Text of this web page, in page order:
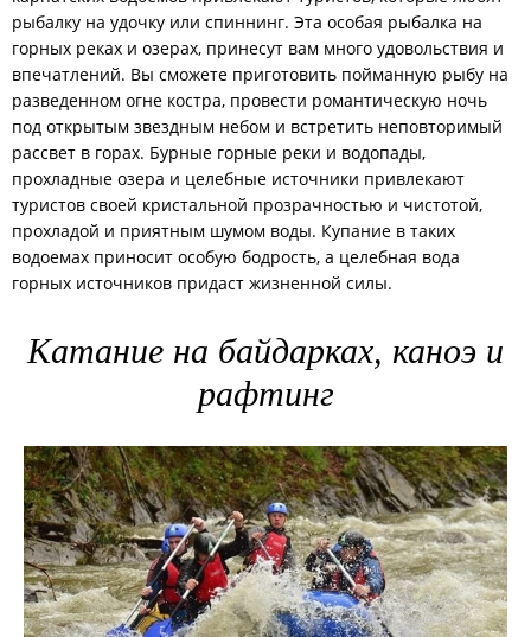
рыбалку на удочку или спиннинг. Эта особая рыбалка на
горных реках и озерах, принесут вам много удовольствия и
впечатлений. Вы сможете приготовить пойманную рыбу на
разведенном огне костра, провести романтическую ночь
под открытым звездным небом и встретить неповторимый
рассвет в горах. Бурные горные реки и водопады,
прохладные озера и целебные источники привлекают
туристов своей кристальной прозрачностью и чистотой,
прохладой и приятным шумом воды. Купание в таких
водоемах приносит особую бодрость, а целебная вода
горных источников придаст жизненной силы.
Катание на байдарках, каноэ и
рафтинг